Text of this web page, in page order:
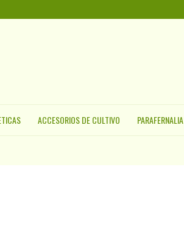
ACCESORIOS DE CULTIVO PARAFERNALIA